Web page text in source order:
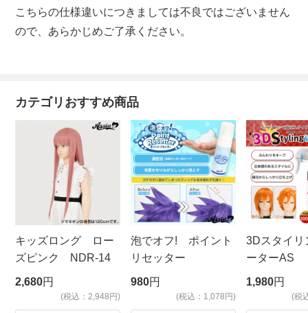
こちらの仕様違いにつきましては不良ではございません
ので、あらかじめご了承ください。
カテゴリおすすめ商品
キッズロング ロー
ズピンク NDR-14
2,680円
(税込：2,948円)
泡でオフ! ポイント
リセッター
980円
(税込：1,078円)
3Dスタイリ
ーターAS
ビッグサイ
1,980円
(税